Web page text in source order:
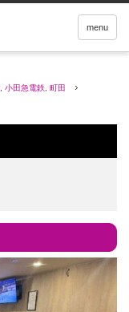
menu
小田急電鉄 町田